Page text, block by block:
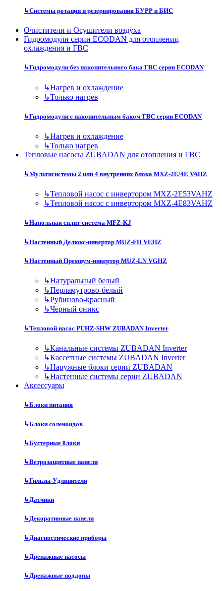
↳Системы ротации и резервирования БУРР и БИС
Очистители и Осушители воздуха
Гидромодули серии ECODAN для отопления,
охлаждения и ГВС
↳Гидромодули без накопительного бака ГВС серии ECODAN
↳Нагрев и охлаждение
↳Только нагрев
↳Гидромодули с накопительным баком ГВС серии ECODAN
↳Нагрев и охлаждение
↳Только нагрев
Тепловые насосы ZUBADAN для отопления и ГВС
↳Мультисистемы 2 или 4 внутренних блока MXZ-2E/4E VAHZ
↳Тепловой насос с инвертором MXZ-2E53VAHZ
↳Тепловой насос с инвертором MXZ-4E83VAHZ
↳Напольная сплит-система MFZ-KJ
↳Настенный Делюкс-инвертор MUZ-FH VEHZ
↳Настенный Премиум-инвертор MUZ-LN VGHZ
↳Натуральный белый
↳Перламутрово-белый
↳Рубиново-красный
↳Черный оникс
↳Тепловой насос PUHZ-SHW ZUBADAN Inverter
↳Канальные системы ZUBADAN Inverter
↳Кассетные системы ZUBADAN Inverter
↳Наружные блоки серии ZUBADAN
↳Настенные системы серии ZUBADAN
Аксесcуары
↳Блоки питания
↳Блоки соленоидов
↳Бустерные блоки
↳Ветрозащитные панели
↳Гильзы-Удлинители
↳Датчики
↳Декоративные панели
↳Диагностические приборы
↳Дренажные насосы
↳Дренажные поддоны